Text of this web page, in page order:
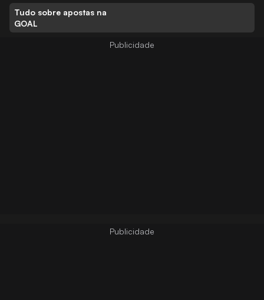
Tudo sobre apostas na
GOAL